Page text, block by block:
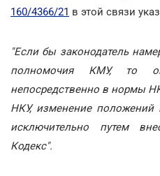
160/4366/21 в этой связи
"Если бы законодатель
полномочия КМУ, то
непосредственно в нормы
НКУ, изменение положений
исключительно путем
Кодекс".